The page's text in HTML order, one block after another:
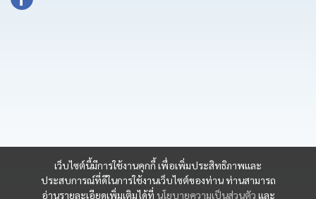
เว็บไซต์นี้มีการใช้งานคุกกี้ เพื่อเพิ่มประสิทธิภาพและ
ประสบการณ์ที่ดีในการใช้งานเว็บไซต์ของท่าน ท่านสามารถ
อ่านรายละเอียดเพิ่มเติมได้ที่ นโยบายความเป็นส่วนตัว และ